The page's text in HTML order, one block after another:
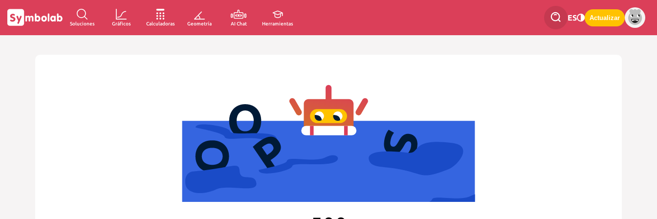
Soluciones Gráficos Calculadoras Geometría AI Chat Herramientas
ES Actualizar